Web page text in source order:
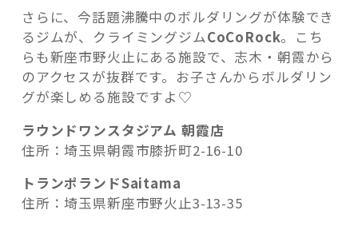
さらに、今話題沸騰中のボルダリングが体験でき
るジムが、クライミングジムCoCoRock。こち
らも新座市野火止にある施設で、志木・朝霞から
のアクセスが抜群です。お子さんからボルダリン
グが楽しめる施設ですよ♡
ラウンドワンスタジアム 朝霞店
住所：埼玉県朝霞市膝折町2-16-10
トランポランドSaitama
住所：埼玉県新座市野火止3-13-35